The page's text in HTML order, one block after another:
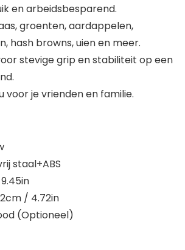
en arbeidsbesparend.
groenten, aardappelen,
hash browns, uien en meer.
stevige grip en stabiliteit op een
voor je vrienden en familie.
staal+ABS
/ 4.72in
(Optioneel)